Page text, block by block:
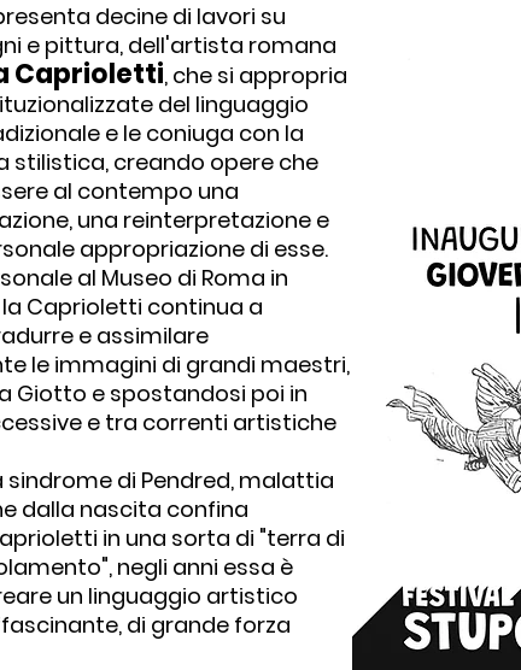
decine di lavori su
e pittura, dell'artista romana
Caprioletti, che si appropria
del linguaggio
e le coniuga con la
stilistica, creando opere che
al contempo una
una reinterpretazione e
appropriazione di esse.
al Museo di Roma in
Caprioletti continua a
e assimilare
le immagini di grandi maestri,
Giotto e spostandosi poi in
e tra correnti artistiche
sindrome di Pendred, malattia
dalla nascita confina
in una sorta di "terra di
negli anni essa è
un linguaggio artistico
di grande forza